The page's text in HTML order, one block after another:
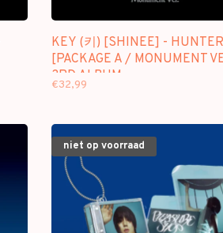
KEY (키) [SHINEE] -
[PACKAGE A / MONUMENT
3RD ALBUM
€32,99
niet op voorraad